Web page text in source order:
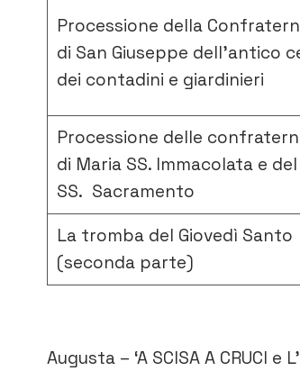
Processione della
di San Giuseppe dell’antico
dei contadini e giardinieri
Processione delle
di Maria SS. Immacolata e del
SS. Sacramento
La tromba del Giovedì Santo
(seconda parte)
Augusta – ‘A SCISA A CRUCI e